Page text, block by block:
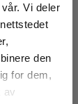
Vi deler
den
for dem,
av